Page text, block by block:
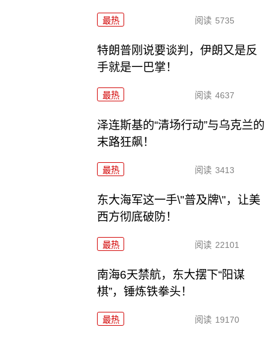
最热 阅读 5735
特朗普刚说要谈判，伊朗又是反
手就是一巴掌！
最热 阅读 4637
泽连斯基的“清场行动”与乌克兰的
末路狂飙！
最热 阅读 3413
东大海军这一手\"普及牌\"，让美
西方彻底破防！
最热 阅读 22101
南海6天禁航，东大摆下“阳谋
棋”，锤炼铁拳头！
最热 阅读 19170